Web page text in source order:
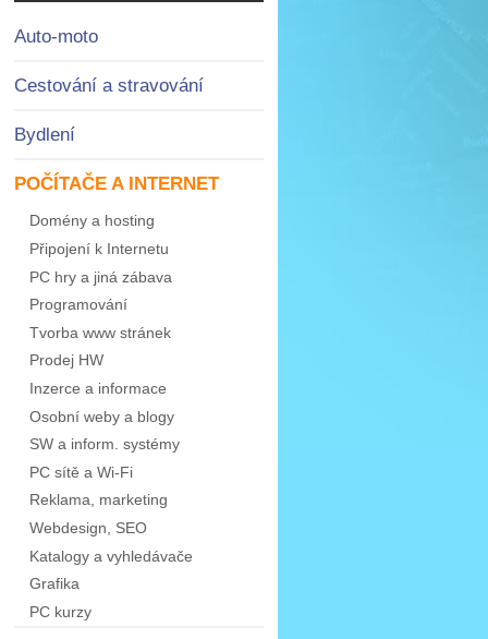
Auto-moto
Cestování a stravování
Bydlení
POČÍTAČE A INTERNET
Domény a hosting
Připojení k Internetu
PC hry a jiná zábava
Programování
Tvorba www stránek
Prodej HW
Inzerce a informace
Osobní weby a blogy
SW a inform. systémy
PC sítě a Wi-Fi
Reklama, marketing
Webdesign, SEO
Katalogy a vyhledávače
Grafika
PC kurzy